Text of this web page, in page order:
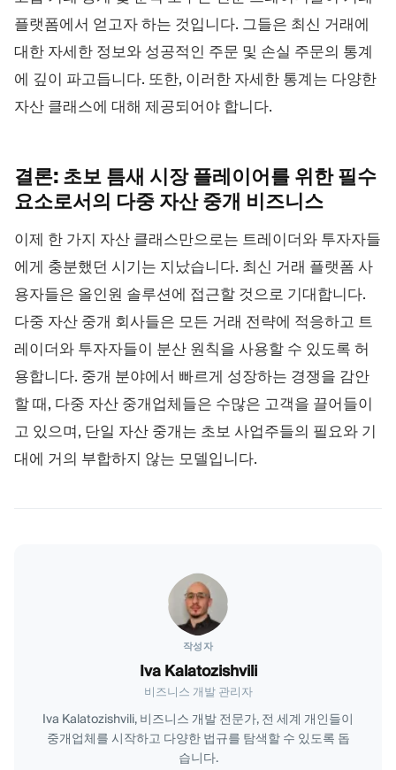
플랫폼에서 얻고자 하는 것입니다. 그들은 최신 거래에
대한 자세한 정보와 성공적인 주문 및 손실 주문의 통계
에 깊이 파고듭니다. 또한, 이러한 자세한 통계는 다양한
자산 클래스에 대해 제공되어야 합니다.
결론: 초보 틈새 시장 플레이어를 위한 필수
요소로서의 다중 자산 중개 비즈니스
이제 한 가지 자산 클래스만으로는 트레이더와 투자자들
에게 충분했던 시기는 지났습니다. 최신 거래 플랫폼 사
용자들은 올인원 솔루션에 접근할 것으로 기대합니다.
다중 자산 중개 회사들은 모든 거래 전략에 적응하고 트
레이더와 투자자들이 분산 원칙을 사용할 수 있도록 허
용합니다. 중개 분야에서 빠르게 성장하는 경쟁을 감안
할 때, 다중 자산 중개업체들은 수많은 고객을 끌어들이
고 있으며, 단일 자산 중개는 초보 사업주들의 필요와 기
대에 거의 부합하지 않는 모델입니다.
작성자
Iva Kalatozishvili
비즈니스 개발 관리자
Iva Kalatozishvili, 비즈니스 개발 전문가, 전 세계 개인들이
중개업체를 시작하고 다양한 법규를 탐색할 수 있도록 돕
습니다.